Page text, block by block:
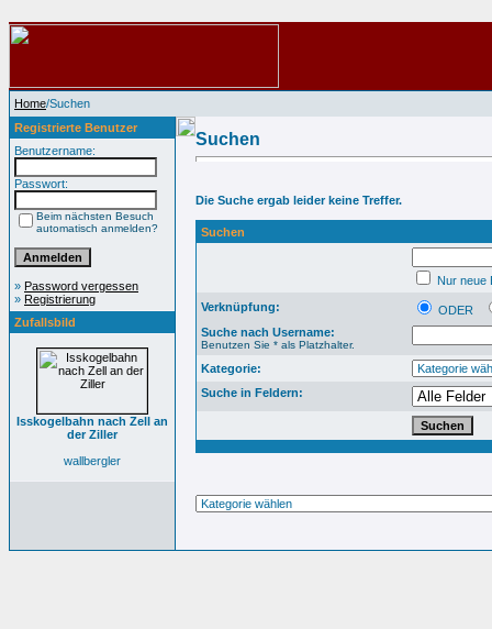
Home/Suchen
Registrierte Benutzer
Benutzername:
Passwort:
Beim nächsten Besuch
automatisch anmelden?
» Password vergessen
» Registrierung
Zufallsbild
Isskogelbahn nach Zell an
der Ziller
wallbergler
Suchen
Die Suche ergab leider keine Treffer.
Suchen
Nur neue
Verknüpfung:
ODER
Suche nach Username:
Benutzen Sie * als Platzhalter.
Kategorie:
Suche in Feldern: